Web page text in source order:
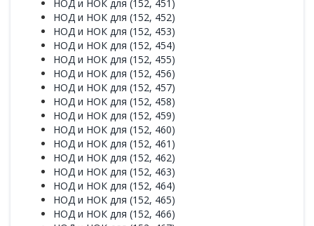
НОД и НОК для (152, 451)
НОД и НОК для (152, 452)
НОД и НОК для (152, 453)
НОД и НОК для (152, 454)
НОД и НОК для (152, 455)
НОД и НОК для (152, 456)
НОД и НОК для (152, 457)
НОД и НОК для (152, 458)
НОД и НОК для (152, 459)
НОД и НОК для (152, 460)
НОД и НОК для (152, 461)
НОД и НОК для (152, 462)
НОД и НОК для (152, 463)
НОД и НОК для (152, 464)
НОД и НОК для (152, 465)
НОД и НОК для (152, 466)